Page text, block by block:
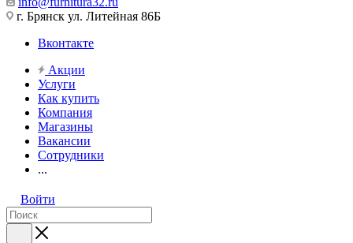
г. Брянск ул. Литейная 86Б
Вконтакте
Акции
Услуги
Как купить
Компания
Магазины
Вакансии
Сотрудники
...
Войти